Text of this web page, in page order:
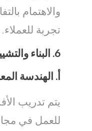
والاهتمام
تجربة للعملاء.
6. البناء
أ. الهندسة
يتم تدريب
للعمل في